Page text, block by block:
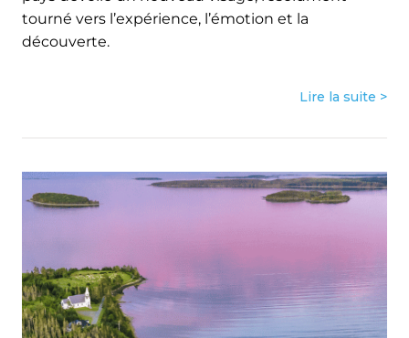
tourné vers l’expérience, l’émotion et la
découverte.
Lire la suite >